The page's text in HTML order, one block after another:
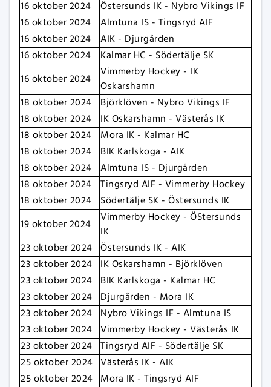
16 oktober 2024
Östersunds IK - Nybro Vikings IF
16 oktober 2024
Almtuna IS - Tingsryd AIF
16 oktober 2024
AIK - Djurgården
16 oktober 2024
Kalmar HC - Södertälje SK
16 oktober 2024
Vimmerby Hockey - IK
Oskarshamn
18 oktober 2024
Björklöven - Nybro Vikings IF
18 oktober 2024
IK Oskarshamn - Västerås IK
18 oktober 2024
Mora IK - Kalmar HC
18 oktober 2024
BIK Karlskoga - AIK
18 oktober 2024
Almtuna IS - Djurgården
18 oktober 2024
Tingsryd AIF - Vimmerby Hockey
18 oktober 2024
Södertälje SK - Östersunds IK
19 oktober 2024
Vimmerby Hockey - ÖStersunds
IK
23 oktober 2024
Östersunds IK - AIK
23 oktober 2024
IK Oskarshamn - Björklöven
23 oktober 2024
BIK Karlskoga - Kalmar HC
23 oktober 2024
Djurgården - Mora IK
23 oktober 2024
Nybro Vikings IF - Almtuna IS
23 oktober 2024
Vimmerby Hockey - Västerås IK
23 oktober 2024
Tingsryd AIF - Södertälje SK
25 oktober 2024 Västerås IK - AIK
25 oktober 2024
Mora IK - Tingsryd AIF